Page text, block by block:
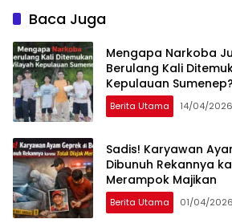
Baca Juga
Mengapa Narkoba
Berulang Kali
Kepulauan Sumenep?
Berita Utama 14/04/2026
Sadis! Karyawan
Dibunuh Rekannya
Merampok Majikan
Berita Utama 01/04/2026